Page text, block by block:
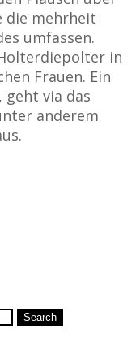
die mehrheit
umfassen.
in
Frauen. Ein
geht via das
anderem
Search